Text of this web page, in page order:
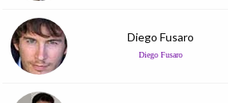
Diego Fusaro
Diego Fusaro